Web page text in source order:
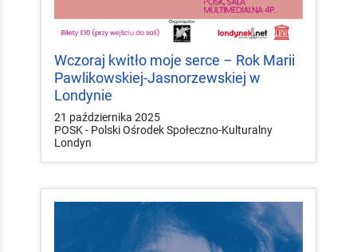
Wczoraj kwitło moje serce – Rok Marii
Pawlikowskiej-Jasnorzewskiej w
Londynie
21 października 2025
POSK - Polski Ośrodek Społeczno-Kulturalny
Londyn